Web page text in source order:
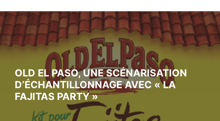
OLD EL PASO, UNE SCÉNARISATION
D’ÉCHANTILLONNAGE AVEC « LA
FAJITAS PARTY »